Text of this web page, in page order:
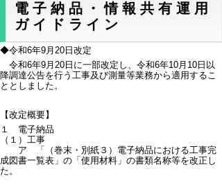
電子納品・情報共有運用
ガイドライン
◆令和6年9月20日改定
令和6年9月20日に一部改定し、令和6年10月10日以
降調達公告を行う工事及び測量等業務から適用するこ
ととしました。
【改定概要】
１ 電子納品
（１）工事
ア 「（巻末・別紙３）電子納品における工事完
成図書一覧表」の「使用材料」の書類名称等を改正し
た。